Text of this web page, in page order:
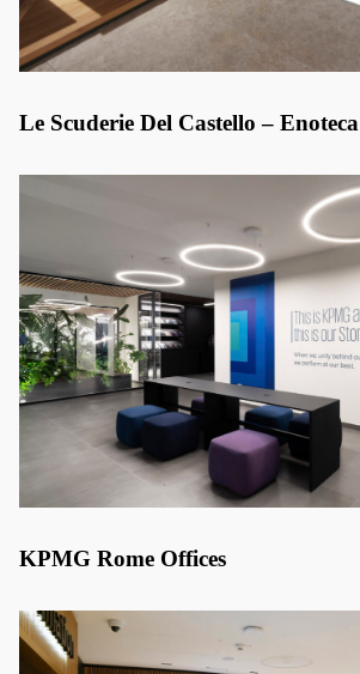
Le Scuderie Del Castello – Enoteca
KPMG Rome Offices